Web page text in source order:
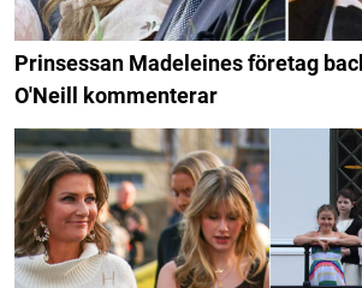
Prinsessan Madeleines företag
O'Neill kommenterar